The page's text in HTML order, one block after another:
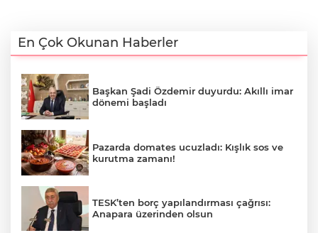
En Çok Okunan Haberler
Başkan Şadi Özdemir duyurdu: Akıllı imar
dönemi başladı
Pazarda domates ucuzladı: Kışlık sos ve
kurutma zamanı!
TESK’ten borç yapılandırması çağrısı:
Anapara üzerinden olsun